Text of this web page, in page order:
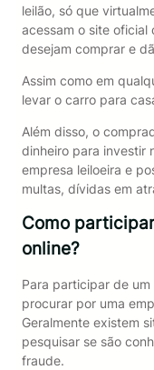
leilão, só que
acessam o site oficial
desejam comprar e
Assim como em
levar o carro para
Além disso, o
dinheiro para investir
empresa leiloeira e
multas, dívidas em
Como
online?
Para participar de um
procurar por uma
Geralmente existem
pesquisar se são
fraude.